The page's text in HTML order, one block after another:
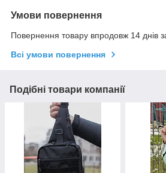
Умови повернення
Повернення товару впродовж 14 днів
Всі умови повернення
Подібні товари компанії